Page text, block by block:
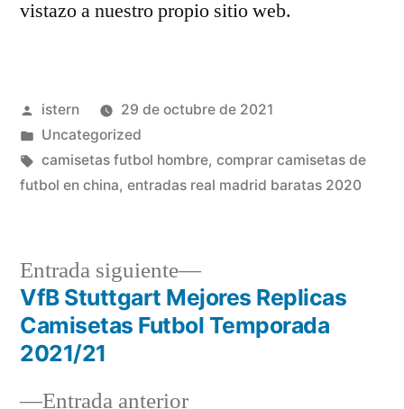
vistazo a nuestro propio sitio web.
Publicado
por
istern
29 de octubre de 2021
Publicado
en
Uncategorized
Etiquetas:
camisetas futbol hombre, comprar camisetas de
futbol en china, entradas real madrid baratas 2020
Navegación
de
entradas
Entrada anteriorEntrada
Entrada siguiente
Entrada
siguiente:
VfB Stuttgart Mejores Replicas
Camisetas Futbol Temporada
2021/21